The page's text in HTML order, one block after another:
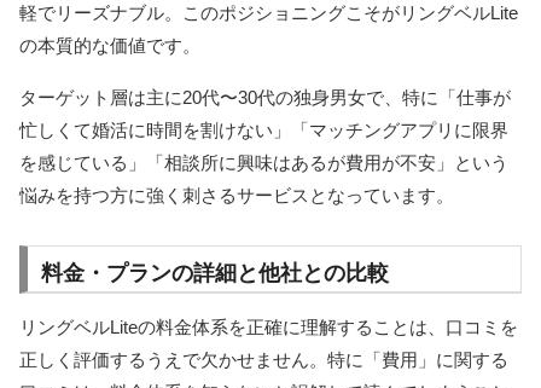
軽でリーズナブル。このポジショニングこそがリングベルLite
の本質的な価値です。
ターゲット層は主に20代〜30代の独身男女で、特に「仕事が
忙しくて婚活に時間を割けない」「マッチングアプリに限界
を感じている」「相談所に興味はあるが費用が不安」という
悩みを持つ方に強く刺さるサービスとなっています。
料金・プランの詳細と他社との比較
リングベルLiteの料金体系を正確に理解することは、口コミを
正しく評価するうえで欠かせません。特に「費用」に関する